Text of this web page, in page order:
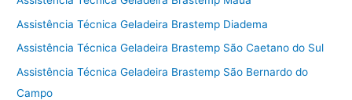
Assistência Técnica Geladeira Brastemp Diadema
Assistência Técnica Geladeira Brastemp São Caetano do Sul
Assistência Técnica Geladeira Brastemp São Bernardo do
Campo